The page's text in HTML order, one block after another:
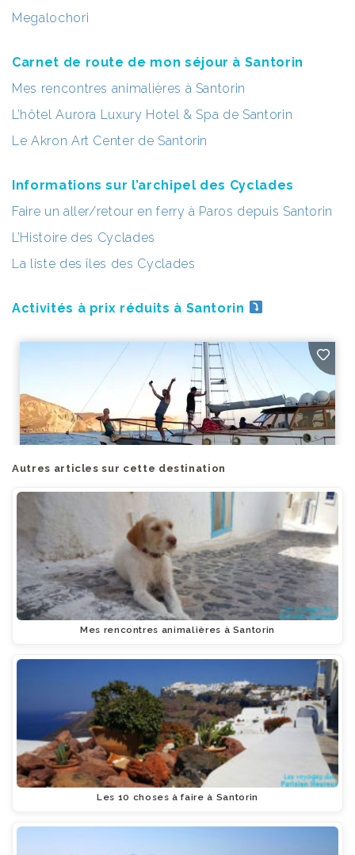
Megalochori
Carnet de route de mon séjour à Santorin
Mes rencontres animalières à Santorin
L’hôtel Aurora Luxury Hotel & Spa de Santorin
Le Akron Art Center de Santorin
Informations sur l’archipel des Cyclades
Faire un aller/retour en ferry à Paros depuis Santorin
L’Histoire des Cyclades
La liste des îles des Cyclades
Activités à prix réduits à Santorin
Autres articles sur cette destination
Mes rencontres animalières à Santorin
Les 10 choses à faire à Santorin